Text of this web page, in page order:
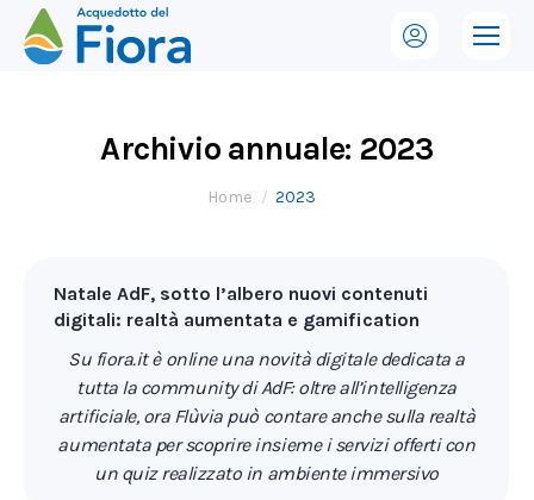
Archivio annuale: 2023
Tu sei qui:
Home 2023
Natale AdF, sotto l’albero nuovi contenuti
digitali: realtà aumentata e gamification
Su fiora.it è online una novità digitale dedicata a
tutta la community di AdF: oltre all’intelligenza
artificiale, ora Flùvia può contare anche sulla realtà
aumentata per scoprire insieme i servizi offerti con
un quiz realizzato in ambiente immersivo